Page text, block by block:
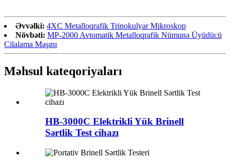
Əvvəlki: 4XC Metalloqrafik Trinokulyar Mikroskop
Növbəti: MP-2000 Avtomatik Metalloqrafik Nümunə Üyüdücü
Cilalama Maşını
Məhsul kateqoriyaları
HB-3000C Elektrikli Yük Brinell
Sərtlik Test cihazı